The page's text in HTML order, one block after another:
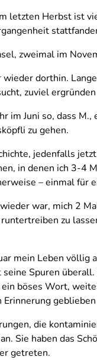
letzten Herbst ist
zweimal im
dorthin.
zuviel
im Juni so, dass
zu gehen.
jedenfalls
in denen ich 3-4
– einmal für
war, mich 2
zu
mein Leben völlig
Spuren
ein böses Wort,
die
Sie haben das
getreten.